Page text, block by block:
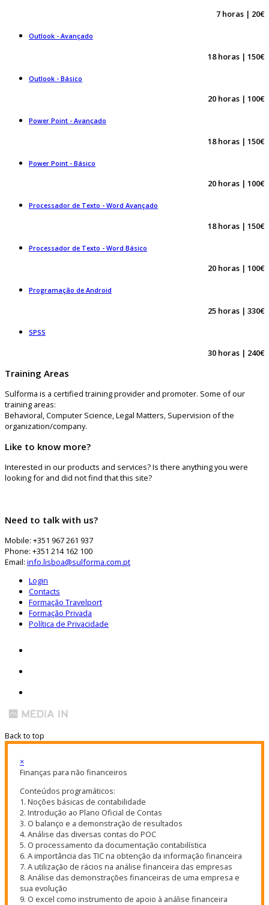
7 horas | 20€
Outlook - Avançado
18 horas | 150€
Outlook - Básico
20 horas | 100€
Power Point - Avançado
18 horas | 150€
Power Point - Básico
20 horas | 100€
Processador de Texto - Word Avançado
18 horas | 150€
Processador de Texto - Word Básico
20 horas | 100€
Programação de Android
25 horas | 330€
SPSS
30 horas | 240€
Training Areas
Sulforma is a certified training provider and promoter. Some of our
training areas:
Behavioral, Computer Science, Legal Matters, Supervision of the
organization/company.
Like to know more?
Interested in our products and services? Is there anything you were
looking for and did not find that this site?
Need to talk with us?
Mobile: +351 967 261 937
Phone: +351 214 162 100
Email: info.lisboa@sulforma.com.pt
Login
Contacts
Formação Travelport
Formação Privada
Política de Privacidade
Back to top
×
Finanças para não financeiros
Conteúdos programáticos:
1. Noções básicas de contabilidade
2. Introdução ao Plano Oficial de Contas
3. O balanço e a demonstração de resultados
4. Análise das diversas contas do POC
5. O processamento da documentação contabilística
6. A importância das TIC na obtenção da informação financeira
7. A utilização de rácios na análise financeira das empresas
8. Análise das demonstrações financeiras de uma empresa e
sua evolução
9. O excel como instrumento de apoio à análise financeira